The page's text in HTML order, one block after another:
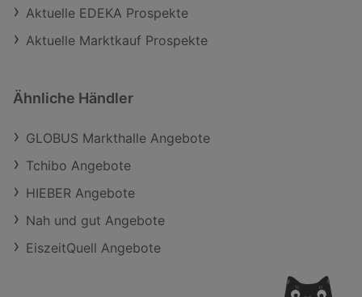
Aktuelle EDEKA Prospekte
Aktuelle Marktkauf Prospekte
Ähnliche Händler
GLOBUS Markthalle Angebote
Tchibo Angebote
HIEBER Angebote
Nah und gut Angebote
EiszeitQuell Angebote